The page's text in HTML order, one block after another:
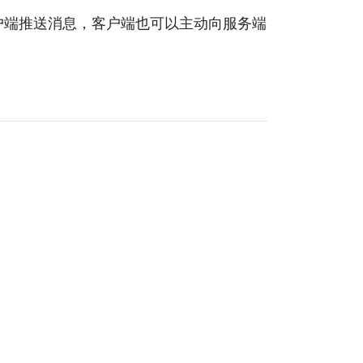
推送消息，客户端也可以主动向服务端